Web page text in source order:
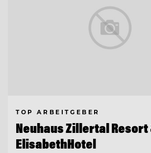
TOP ARBEITGEBER
Neuhaus Zillertal Resort
ElisabethHotel